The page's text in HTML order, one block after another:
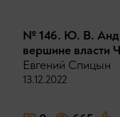
№ 146. Ю. В.
вершине власти
Евгений Спицын
13.12.2022